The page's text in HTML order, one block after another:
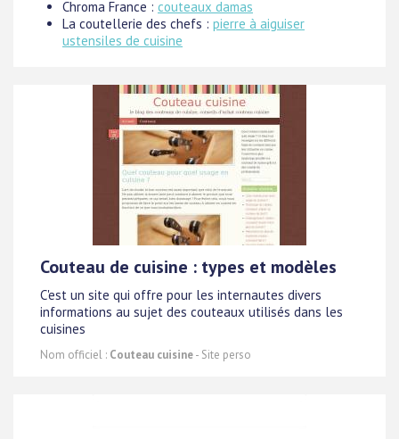
Chroma France : couteaux damas
La coutellerie des chefs : pierre à aiguiser
ustensiles de cuisine
Couteau de cuisine : types et modèles
C'est un site qui offre pour les internautes divers
informations au sujet des couteaux utilisés dans les
cuisines
Nom officiel : Couteau cuisine- Site perso